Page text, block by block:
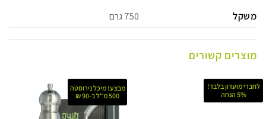
משקל 750 גרם
מוצרים קשורים
לחברי מועדון בלבד!
5% הנחה
מבצע! מיכל נירוסטה
500 מ"ל ב-90 ₪